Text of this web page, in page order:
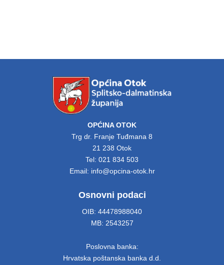
OPĆINA OTOK
Trg dr. Franje Tuđmana 8
21 238 Otok
Tel: 021 834 503
Email: info@opcina-otok.hr
Osnovni podaci
OIB: 44478988040
MB: 2543257
Poslovna banka:
Hrvatska poštanska banka d.d.